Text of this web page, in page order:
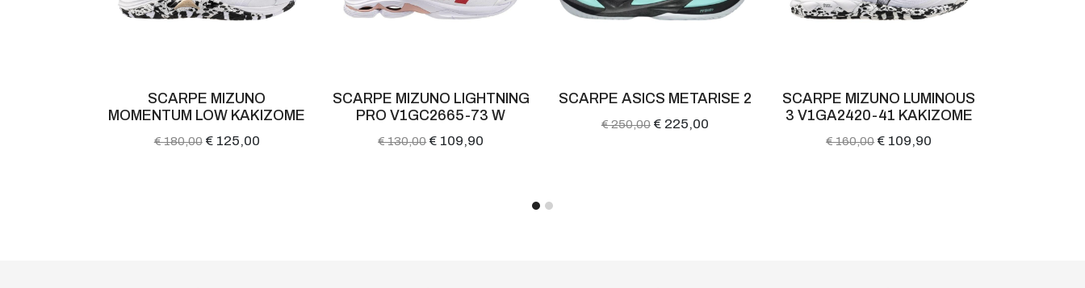
SCARPE MIZUNO
MOMENTUM LOW KAKIZOME
€ 180,00 € 125,00
SCARPE MIZUNO LIGHTNING
PRO V1GC2665-73 W
€ 130,00 € 109,90
SCARPE ASICS METARISE 2
€ 250,00 € 225,00
SCARPE MIZUNO LUMINOUS
3 V1GA2420-41 KAKIZOME
€ 160,00 € 109,90